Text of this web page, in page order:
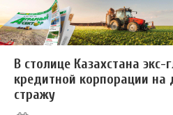
В столице Казахстана экс-
кредитной корпорации на
стражу